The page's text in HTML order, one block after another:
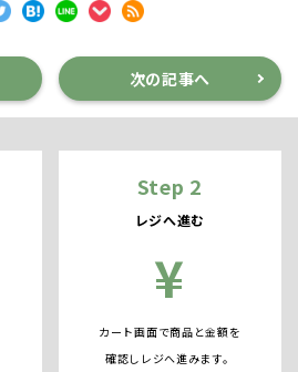
次の記事へ
Step 2
レジへ進む
¥
カート画面で商品と金額を
確認しレジへ進みます。